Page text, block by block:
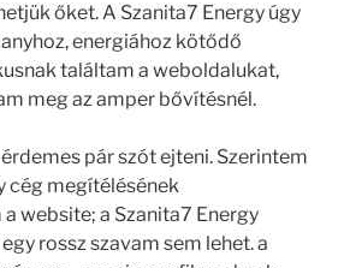
őket. A Szanita7 Energy úgy
energiához kötődő
találtam a weboldalukat,
meg az amper bővítésnél.
pár szót ejteni. Szerintem
cég megítélésének
website; a Szanita7 Energy
rossz szavam sem lehet. a